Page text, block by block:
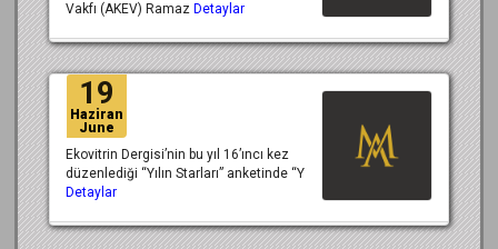
Vakfı (AKEV) Ramaz Detaylar
19
Haziran
June
Ekovitrin Dergisi’nin bu yıl 16’ıncı kez
düzenlediği “Yılın Starları” anketinde “Y
Detaylar